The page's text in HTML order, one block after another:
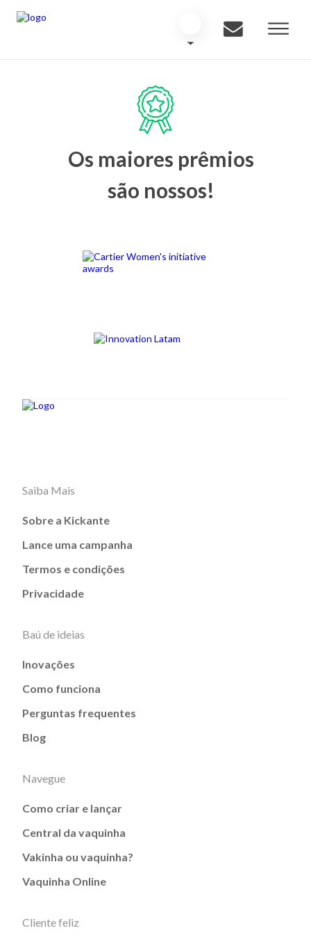
Os maiores prêmios
são nossos!
Saiba Mais
Sobre a Kickante
Lance uma campanha
Termos e condições
Privacidade
Baú de ideias
Inovações
Como funciona
Perguntas frequentes
Blog
Navegue
Como criar e lançar
Central da vaquinha
Vakinha ou vaquinha?
Vaquinha Online
Cliente feliz